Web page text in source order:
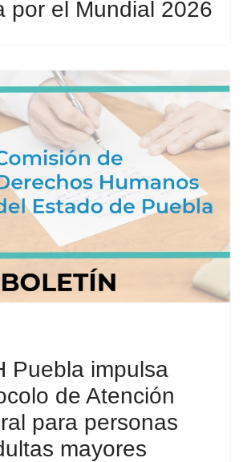
por el Mundial 2026
Puebla impulsa
de Atención
para personas
mayores